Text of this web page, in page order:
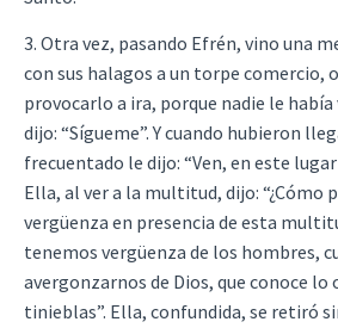
3. Otra vez, pasando Efrén, vino una
con sus halagos a un torpe comercio,
provocarlo a ira, porque nadie le
dijo: “Sígueme”. Y cuando hubieron
frecuentado le dijo: “Ven, en este lugar
Ella, al ver a la multitud, dijo: “¿Cómo
vergüenza en presencia de esta
tenemos vergüenza de los hombres,
avergonzarnos de Dios, que conoce lo
tinieblas”. Ella, confundida, se retiró